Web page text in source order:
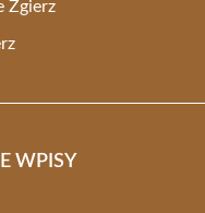
Zgierz
WPISY